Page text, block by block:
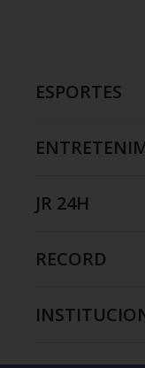
ESPORTES
JR 24H
RECORD